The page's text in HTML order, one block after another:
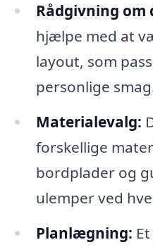
Rådgivning om
hjælpe med at
layout, som
personlige
Materialevalg:
forskellige
bordplader og
ulemper ved
Planlægning: